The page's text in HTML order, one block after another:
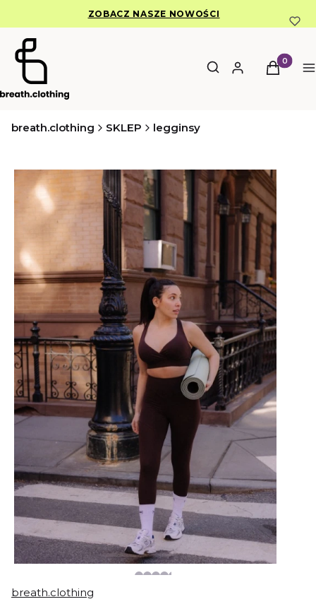
ZOBACZ NASZE NOWOŚCI
Otwórz
SzukajZaloguj sięProdukty
Koszyk
breath.clothing SKLEP legginsy
breath.clothing